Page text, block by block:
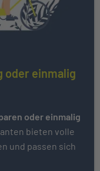
oder einmalig
oder einmalig
bieten volle
und passen sich